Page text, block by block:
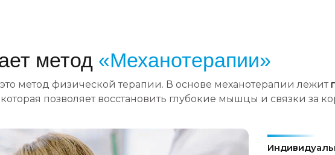
метод «Механотерапии»
метод физической терапии. В основе механотерапии лежит
которая позволяет восстановить глубокие мышцы и связки за